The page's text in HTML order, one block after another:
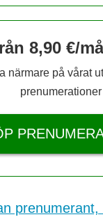
8,90 €/
närmare på vårat
prenumerationer
prenumerant,